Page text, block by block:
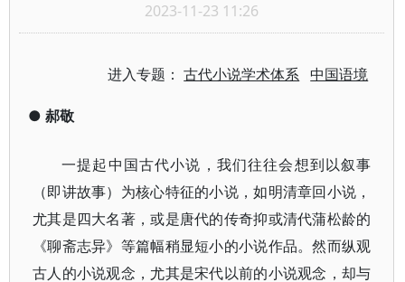
2023-11-23 11:26
进入专题：古代小说学术体系 中国语境
● 郝敬
一提起中国古代小说，我们往往会想到以叙事
（即讲故事）为核心特征的小说，如明清章回小说，
尤其是四大名著，或是唐代的传奇抑或清代蒲松龄的
《聊斋志异》等篇幅稍显短小的小说作品。然而纵观
古人的小说观念，尤其是宋代以前的小说观念，却与